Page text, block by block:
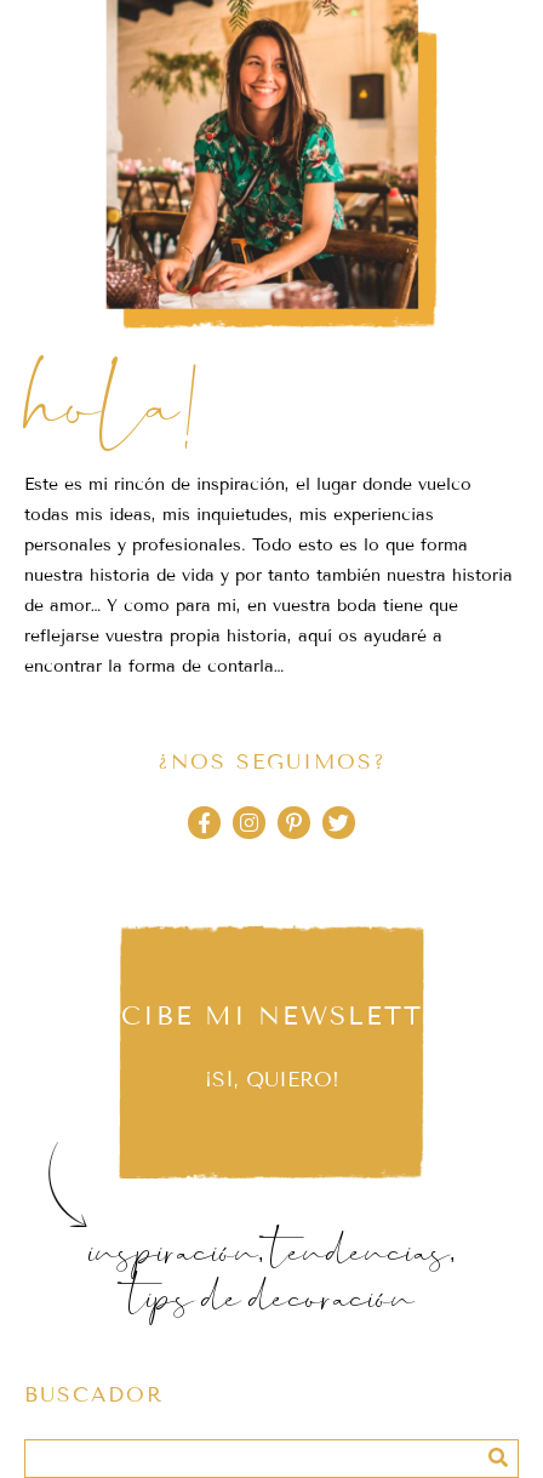
hola!
Este es mi rincón de inspiración, el lugar donde vuelco
todas mis ideas, mis inquietudes, mis experiencias
personales y profesionales. Todo esto es lo que forma
nuestra historia de vida y por tanto también nuestra historia
de amor… Y como para mi, en vuestra boda tiene que
reflejarse vuestra propia historia, aquí os ayudaré a
encontrar la forma de contarla…
¿NOS SEGUIMOS?
RECIBE MI NEWSLETTER
¡SÍ, QUIERO!
inspiración, tendencias,
tips de decoración
BUSCADOR